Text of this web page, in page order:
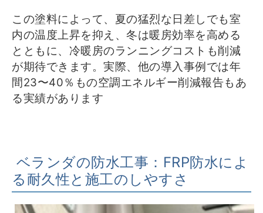
この塗料によって、夏の猛烈な日差しでも室
内の温度上昇を抑え、冬は暖房効率を高める
とともに、冷暖房のランニングコストも削減
が期待できます。実際、他の導入事例では年
間23〜40％もの空調エネルギー削減報告もあ
る実績があります
ベランダの防水工事：FRP防水によ
る耐久性と施工のしやすさ